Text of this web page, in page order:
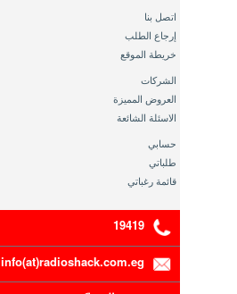
اتصل بنا
إرجاع الطلب
خريطة الموقع
الشركات
العروض المميزة
الاسئلة الشائعة
حسابي
طلباتي
قائمة رغباتي
19419
info(at)radioshack.com.eg